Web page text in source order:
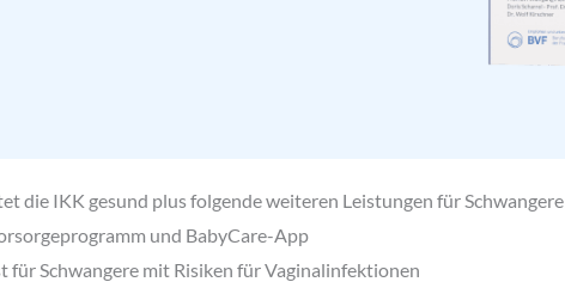
die IKK gesund plus folgende weiteren Leistungen für Schwangere
und BabyCare-App
für Schwangere mit Risiken für Vaginalinfektionen